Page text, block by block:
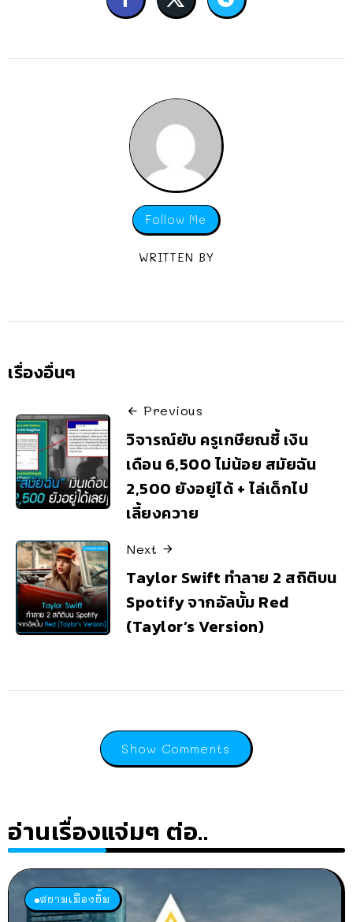
Follow Me
WRITTEN BY
เรื่องอื่นๆ
Previous
วิจารณ์ยับ ครูเกษียณชี้ เงิน
เดือน 6,500 ไม่น้อย สมัยฉัน
2,500 ยังอยู่ได้ + ไล่เด็กไป
เลี้ยงควาย
Next
Taylor Swift ทำลาย 2 สถิติบน
Spotify จากอัลบั้ม Red
(Taylor’s Version)
Show Comments
อ่านเรื่องแจ่มๆ ต่อ..
สยามเมืองยิ้ม